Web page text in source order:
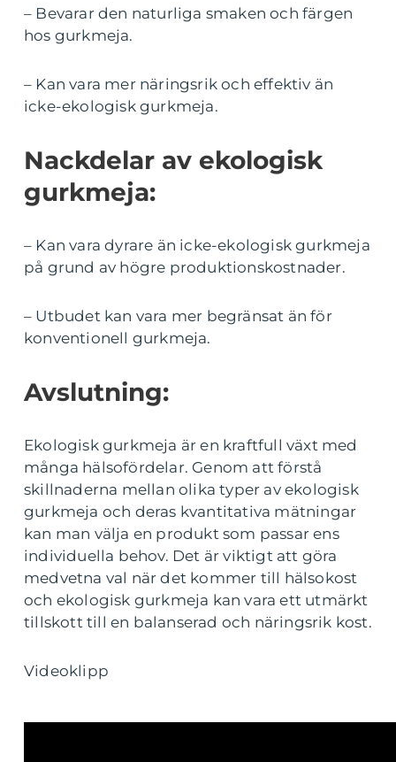
– Bevarar den naturliga smaken och färgen
hos gurkmeja.
– Kan vara mer näringsrik och effektiv än
icke-ekologisk gurkmeja.
Nackdelar av ekologisk
gurkmeja:
– Kan vara dyrare än icke-ekologisk gurkmeja
på grund av högre produktionskostnader.
– Utbudet kan vara mer begränsat än för
konventionell gurkmeja.
Avslutning:
Ekologisk gurkmeja är en kraftfull växt med
många hälsofördelar. Genom att förstå
skillnaderna mellan olika typer av ekologisk
gurkmeja och deras kvantitativa mätningar
kan man välja en produkt som passar ens
individuella behov. Det är viktigt att göra
medvetna val när det kommer till hälsokost
och ekologisk gurkmeja kan vara ett utmärkt
tillskott till en balanserad och näringsrik kost.
Videoklipp